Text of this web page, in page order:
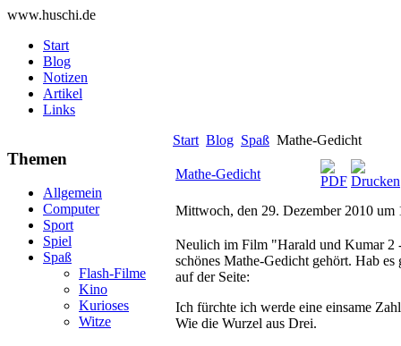
www.huschi.de
Start
Blog
Notizen
Artikel
Links
Themen
Allgemein
Computer
Sport
Spiel
Spaß
Flash-Filme
Kino
Kurioses
Witze
Start Blog Spaß Mathe-Gedicht
Mathe-Gedicht
Mittwoch, den 29. Dezember 2010 um
Neulich im Film "Harald und Kumar 2
schönes Mathe-Gedicht gehört. Hab
auf der Seite:
Ich fürchte ich werde eine einsame
Wie die Wurzel aus Drei.